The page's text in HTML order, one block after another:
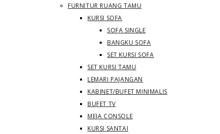
FURNITUR RUANG TAMU
KURSI SOFA
SOFA SINGLE
BANGKU SOFA
SET KURSI SOFA
SET KURSI TAMU
LEMARI PAJANGAN
KABINET/BUFET MINIMALIS
BUFET TV
MEJA CONSOLE
KURSI SANTAI